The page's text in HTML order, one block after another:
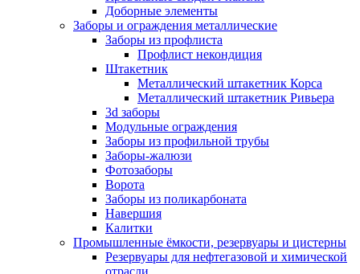
Доборные элементы
Заборы и ограждения металлические
Заборы из профлиста
Профлист некондиция
Штакетник
Металлический штакетник Корса
Металлический штакетник Ривьера
3d заборы
Модульные ограждения
Заборы из профильной трубы
Заборы-жалюзи
Фотозаборы
Ворота
Заборы из поликарбоната
Навершия
Калитки
Промышленные ёмкости, резервуары и цистерны
Резервуары для нефтегазовой и химической
отрасли